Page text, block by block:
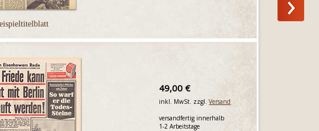
49,00 €
inkl. MwSt. zzgl.Versand
versandfertig innerhalb
1-2 Arbeitstage